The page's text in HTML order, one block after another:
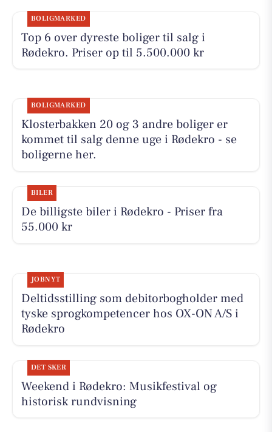
BOLIGMARKED
Top 6 over dyreste boliger til salg i
Rødekro. Priser op til 5.500.000 kr
BOLIGMARKED
Klosterbakken 20 og 3 andre boliger er
kommet til salg denne uge i Rødekro - se
boligerne her.
BILER
De billigste biler i Rødekro - Priser fra
55.000 kr
JOBNYT
Deltidsstilling som debitorbogholder med
tyske sprogkompetencer hos OX-ON A/S i
Rødekro
DET SKER
Weekend i Rødekro: Musikfestival og
historisk rundvisning